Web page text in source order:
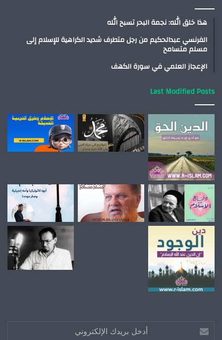
هذا خلق الله: نجمة البحر تسبح الله
الفرنسي عبدالحكيم من رجل متطرف شديد الكراهية للإسلام إلى
مسلم متسامح
الإعجاز العلمي في سورة الكهف
Last Modified Posts
بريدك